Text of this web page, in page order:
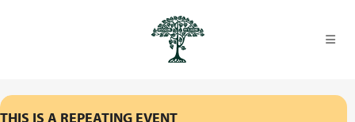
THIS IS A REPEATING EVENT